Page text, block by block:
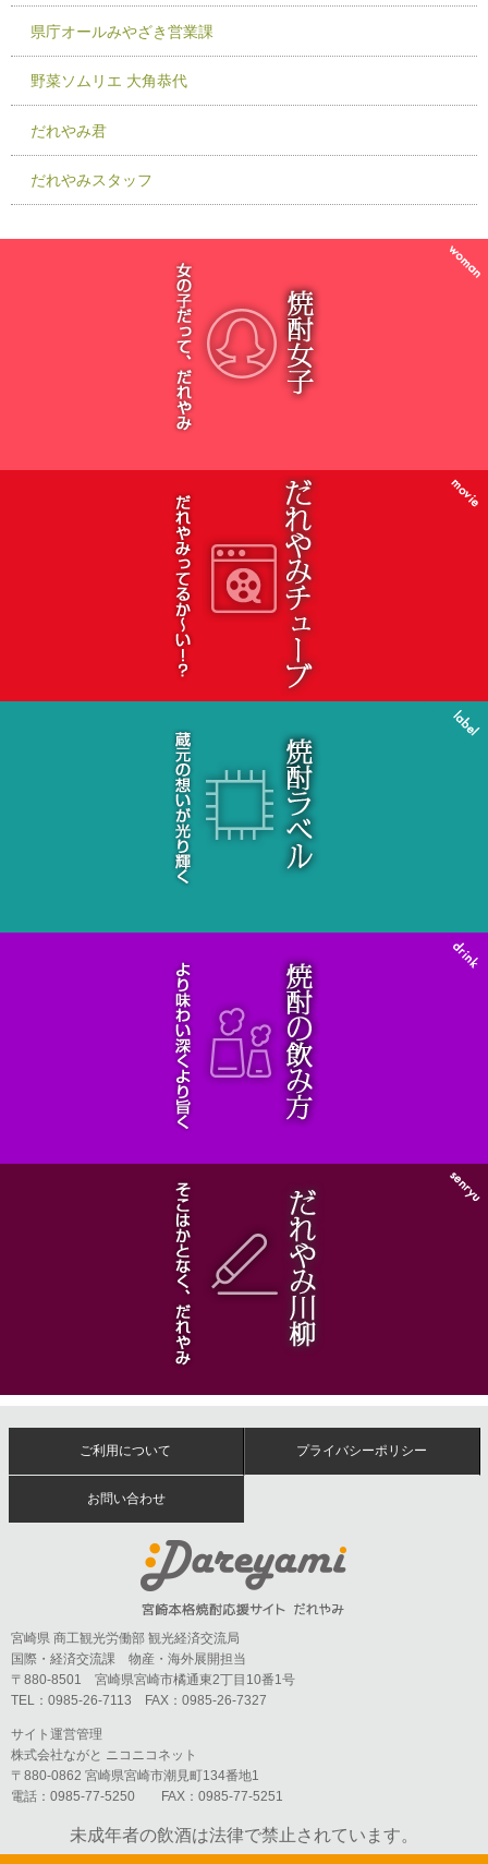
県庁オールみやざき営業課
野菜ソムリエ 大角恭代
だれやみ君
だれやみスタッフ
ご利用について プライバシーポリシー
お問い合わせ
宮崎県 商工観光労働部 観光経済交流局
国際・経済交流課 物産・海外展開担当
〒880-8501 宮崎県宮崎市橘通東2丁目10番1号
TEL：0985-26-7113 FAX：0985-26-7327
サイト運営管理
株式会社ながと ニコニコネット
〒880-0862 宮崎県宮崎市潮見町134番地1
電話：0985-77-5250 FAX：0985-77-5251
未成年者の飲酒は法律で禁止されています。